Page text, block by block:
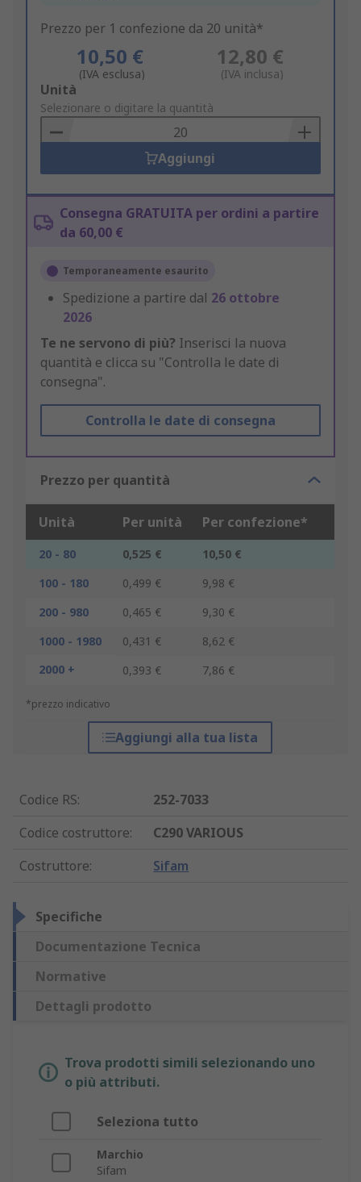
Prezzo per 1 confezione da 20 unità*
10,50 €
(IVA esclusa)
12,80 €
(IVA inclusa)
Add
to
Basket
Unità
Selezionare o digitare la quantità
Aggiungi
Consegna GRATUITA per ordini a partire
da 60,00 €
Temporaneamente esaurito
Spedizione a partire dal 26 ottobre
2026
Te ne servono di più? Inserisci la nuova
quantità e clicca su "Controlla le date di
consegna".
Controlla le date di consegna
Prezzo per quantità
Unità Per unità Per confezione*
20 - 80 0,525 €
10,50 €
100 - 180
0,499 €
9,98 €
200 - 980
0,465 €
9,30 €
1000 - 1980
0,431 €
8,62 €
2000 +
0,393 € 7,86 €
*prezzo indicativo
Aggiungi alla tua lista
Codice RS:
252-7033
Codice costruttore:
C290 VARIOUS
Costruttore: Sifam
Specifiche
Documentazione Tecnica
Normative
Dettagli prodotto
Trova prodotti simili selezionando uno
o più attributi.
Seleziona tutto
Marchio
Sifam